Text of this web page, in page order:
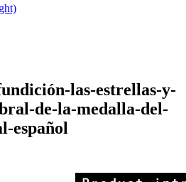
las-estrellas-y-
de-la-medalla-del-
español